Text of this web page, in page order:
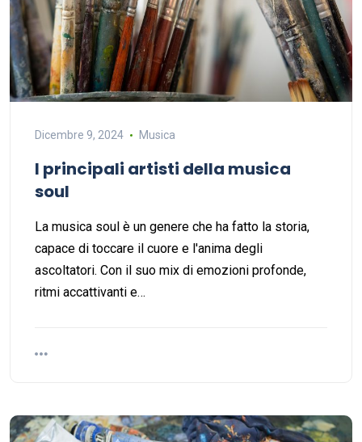
Dicembre 9, 2024 Musica
I principali artisti della musica
soul
La musica soul è un genere che ha fatto la storia,
capace di toccare il cuore e l'anima degli
ascoltatori. Con il suo mix di emozioni profonde,
ritmi accattivanti e…